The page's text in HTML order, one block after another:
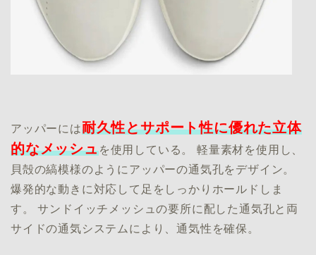
アッパーには耐久性とサポート性に優れた立体
的なメッシュを使用している。 軽量素材を使用し、
貝殻の縞模様のようにアッパーの通気孔をデザイン。
爆発的な動きに対応して足をしっかりホールドしま
す。 サンドイッチメッシュの要所に配した通気孔と両
サイドの通気システムにより、通気性を確保。